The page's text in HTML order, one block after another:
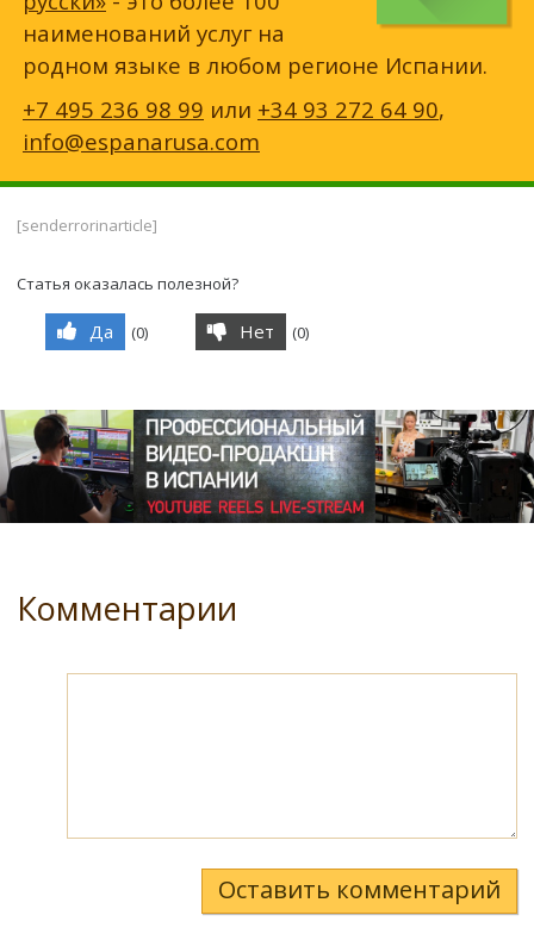
наименований услуг на
родном языке в любом регионе Испании.
+7 495 236 98 99 или +34 93 272 64 90,
info@espanarusa.com
[senderrorinarticle]
Статья оказалась полезной?
Да (0) Нет (0)
Комментарии
Оставить комментарий